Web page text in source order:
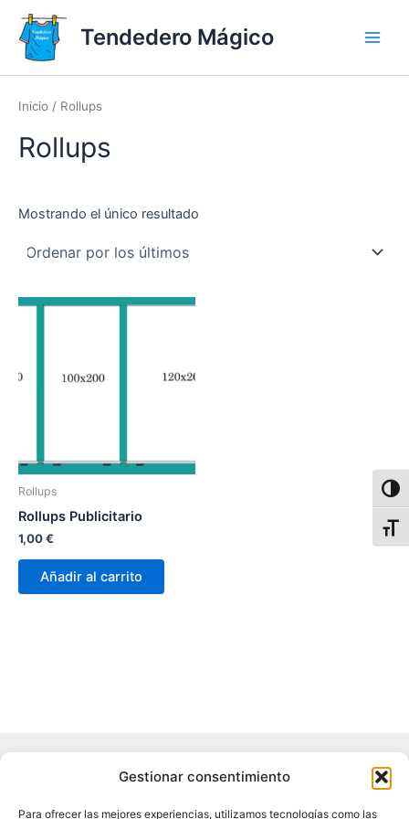
Gestionar consentimiento
Para ofrecer las mejores experiencias, utilizamos tecnologías como las
contenido
Tendedero Mágico
Inicio / Rollups
Rollups
Mostrando el único resultado
Rollups
Rollups Publicitario
1,00€
Añadir al carrito
Política de privacidad
Política de cookies